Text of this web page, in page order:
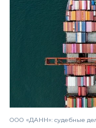
ООО «ДАНН»: судебные